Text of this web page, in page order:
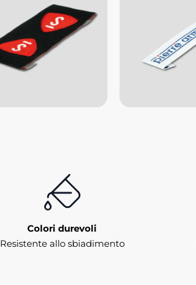
Colori durevoli
Resistente allo sbiadimento